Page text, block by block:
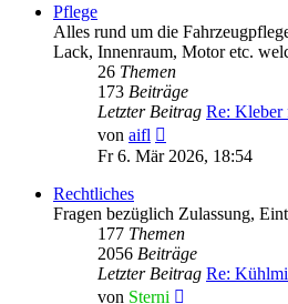
Pflege
Alles rund um die
Lack, Innenraum, Motor etc.
26 Themen
173 Beiträge
Letzter Beitrag Re: Kleber
von aifl
Beitrag
Fr 6. Mär 2026, 18:54
Rechtliches
Fragen bezüglich Zulassung,
177 Themen
2056 Beiträge
Letzter Beitrag Re:
von Sterni